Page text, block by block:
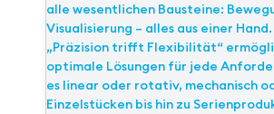
alle wesentlichen Bausteine:
Visualisierung – alles aus einer
„Präzision trifft Flexibilität“
optimale Lösungen für jede
es linear oder rotativ, mechanisch
Einzelstücken bis hin zu